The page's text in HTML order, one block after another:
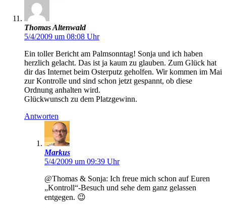
Thomas Altenwald
5/4/2009 um 08:08 Uhr
Ein toller Bericht am Palmsonntag! Sonja und ich haben
herzlich gelacht. Das ist ja kaum zu glauben. Zum Glück hat
dir das Internet beim Osterputz geholfen. Wir kommen im Mai
zur Kontrolle und sind schon jetzt gespannt, ob diese
Ordnung anhalten wird.
Glückwunsch zu dem Platzgewinn.
Antworten
Markus
5/4/2009 um 09:39 Uhr
@Thomas & Sonja: Ich freue mich schon auf Euren
„Kontroll“-Besuch und sehe dem ganz gelassen
entgegen. 😉